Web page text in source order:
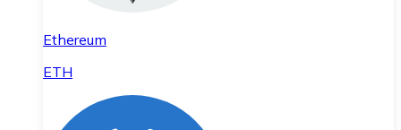
Ethereum
ETH